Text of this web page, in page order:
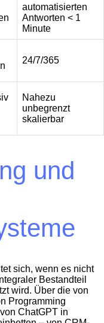
automatisierten
Antworten < 1
Minute
24/7/365
Nahezu
unbegrenzt
skalierbar
und
sich, wenn es nicht
Bestandteil
wird. Über die von
Programming
ChatGPT in